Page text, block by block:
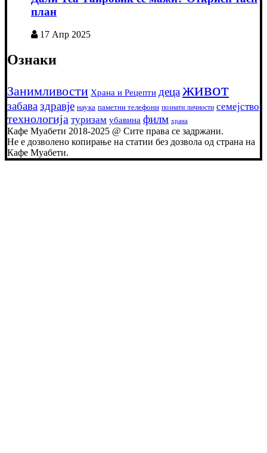
план
17 Апр 2025
Ознаки
Занимливости Храна и Рецепти децаживот
забава здравје наука паметни телефони познати личности семејство
технологија туризам убавина филм храна
Кафе Муабети 2018-2025 @ Сите права се задржани.
Не е дозволено копирање на статии без дозвола од страна на
Кафе Муабети.